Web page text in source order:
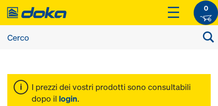
0
I prezzi dei vostri prodotti sono consultabili
dopo il login.